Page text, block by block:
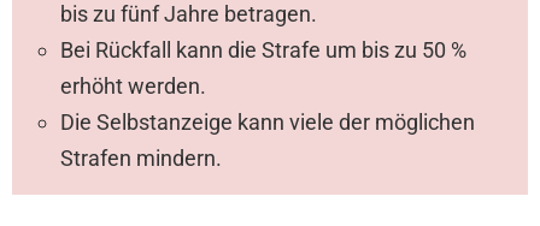
bis zu fünf Jahre betragen.
Bei Rückfall kann die Strafe um bis zu 50 %
erhöht werden.
Die Selbstanzeige kann viele der möglichen
Strafen mindern.